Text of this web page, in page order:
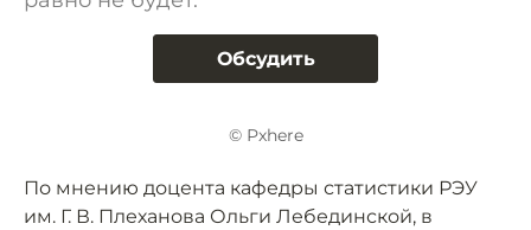
Обсудить
© Рxhere
По мнению доцента кафедры статистики РЭУ
им. Г. В. Плеханова Ольги Лебединской, в